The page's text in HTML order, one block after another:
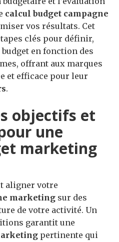
calcul budget campagne
vos résultats. Cet
clés pour définir,
en fonction des
offrant aux marques
et efficace pour leur
.
objectifs et
une
marketing
aligner votre
marketing sur des
de votre activité. Un
garantit une
pertinente qui